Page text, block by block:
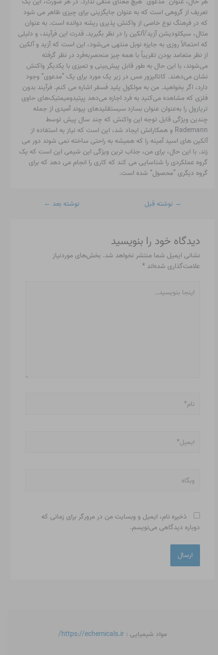
تعریف از گروهی است که به عنوان جایگزینی برای چیزی ظاهر می شود
که در فرهنگ نوع خاصی از واکنش پذیری ریشه دوانده است. به عنوان
مثال، سیکلودیشن آزید/آلکین را در نظر بگیرید. قدرت این فرآیند، و دلیلی
که احتمالاً روزی به جایزه نوبل منتهی می‌شود، این است که آزید و آلکین
از نظر متعامد بودن تقریباً با همه چیز منحصربه‌فرد در نظر گرفته
می‌شوند، با این حال به طور قابل پیش‌بینی و تمیزی با یکدیگر واکنش
نشان می‌دهند. کاتالیزور مس در زیر یک مورد برای یک “مدعوی” وجود
دارد، اگر بخواهید. من به مولکول یلید فسفر اشاره می کنم. فرآیند بدون
فلزی که مشاهده می‌کنید به فرد اجازه می‌دهد پپتیدومیمتیک‌های حاوی
تریازول را به‌عنوان عنوان بسازدسیستقلیدهای پیوند آمیدی از جمله
چندین ویژگی قابل توجه این واکنش که چند سال پیش توسط
Rademann و همکارانش ایجاد شد، این است که نیاز به استفاده از
آلکین های اسید آمینه را که همیشه به راحتی ساخته نمی شوند دور می
زند. با این حال، برای من، جذاب ترین ویژگی این شیمی این است که یک
گروه عملکردی را شناسایی می کند که کاری را انجام می دهد که برای
گروه دیگری “محصول” شده است.
→ نوشته قبل نوشته بعد ←
دیدگاه‌ خود را بنویسید
نشانی ایمیل شما منتشر نخواهد شد. بخش‌های موردنیاز
علامت‌گذاری شده‌اند *
بنویسید…
ذخیره نام، ایمیل و وبسایت من در مرورگر برای زمانی که
دوباره دیدگاهی می‌نویسم.
مواد شیمیایی : https://echemicals.ir/